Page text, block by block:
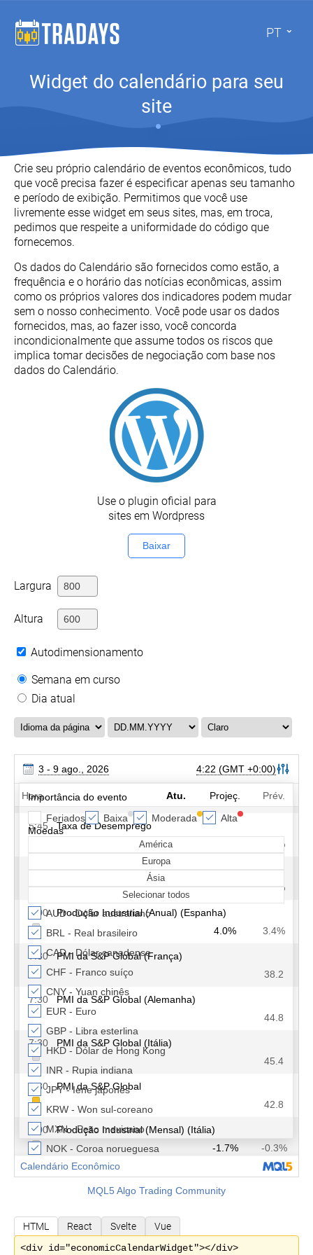
PT
Widget do calendário para seu
site
Crie seu próprio calendário de eventos econômicos, tudo
que você precisa fazer é especificar apenas seu tamanho
e período de exibição. Permitimos que você use
livremente esse widget em seus sites, mas, em troca,
pedimos que respeite a uniformidade do código que
fornecemos.
Os dados do Calendário são fornecidos como estão, a
frequência e o horário das notícias econômicas, assim
como os próprios valores dos indicadores podem mudar
sem o nosso conhecimento. Você pode usar os dados
fornecidos, mas, ao fazer isso, você concorda
incondicionalmente que assume todos os riscos que
implica tomar decisões de negociação com base nos
dados do Calendário.
Use o plugin oficial para
sites em Wordpress
Baixar
Largura
Altura
Autodimensionamento
Semana em curso
Dia atual
MQL5 Algo Trading Community
HTML React Svelte Vue